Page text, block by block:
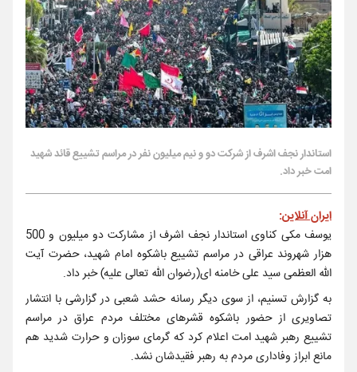
استاندار نجف اشرف از شرکت دو و نیم میلیون نفر در مراسم تشییع قائد شهید
امت خبر داد.
ایران آنلاین:
یوسف مکی کناوی استاندار نجف اشرف از مشارکت دو میلیون و 500
هزار شهروند عراقی در مراسم تشییع باشکوه امام شهید، حضرت آیت
الله العظمی سید علی خامنه ای(رضوان الله تعالی علیه) خبر داد.
به گزارش تسنیم، از سوی دیگر رسانه حشد شعبی در گزارشی با انتشار
تصاویری از حضور باشکوه قشرهای مختلف مردم عراق در مراسم
تشییع رهبر شهید امت اعلام کرد که گرمای سوزان و حرارت شدید هم
مانع ابراز وفاداری مردم به رهبر فقیدشان نشد.